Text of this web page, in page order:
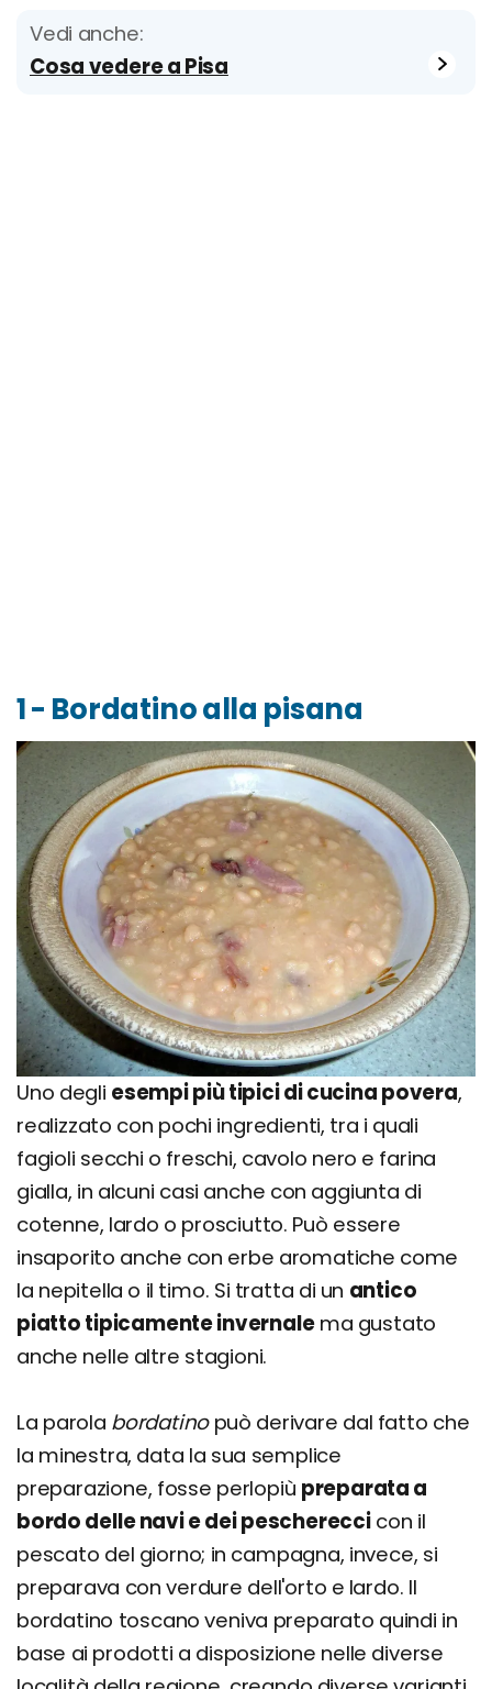
Vedi anche:
Cosa vedere a Pisa
1 - Bordatino alla pisana
Uno degli esempi più tipici di cucina povera,
realizzato con pochi ingredienti, tra i quali
fagioli secchi o freschi, cavolo nero e farina
gialla, in alcuni casi anche con aggiunta di
cotenne, lardo o prosciutto. Può essere
insaporito anche con erbe aromatiche come
la nepitella o il timo. Si tratta di un antico
piatto tipicamente invernalema gustato
anche nelle altre stagioni.
La parola bordatinopuò derivare dal fatto che
la minestra, data la sua semplice
preparazione, fosse perlopiù preparata a
bordo delle navi e dei peschereccicon il
pescato del giorno; in campagna, invece, si
preparava con verdure dell'orto e lardo. Il
bordatino toscano veniva preparato quindi in
base ai prodotti a disposizione nelle diverse